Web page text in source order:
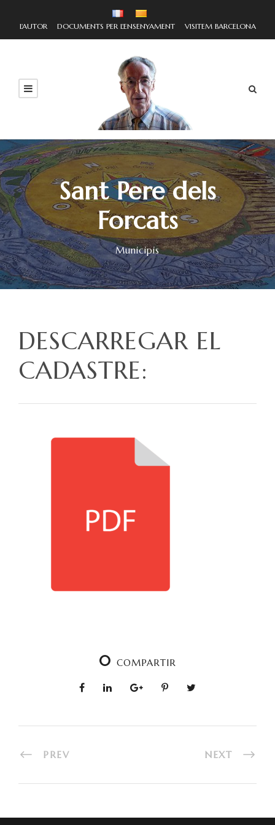
L'AUTOR DOCUMENTS PER L'ENSENYAMENT VISITEM BARCELONA
Sant Pere dels
Forcats
Municipis
DESCARREGAR EL
CADASTRE:
0 COMPARTIR
PREV NEXT